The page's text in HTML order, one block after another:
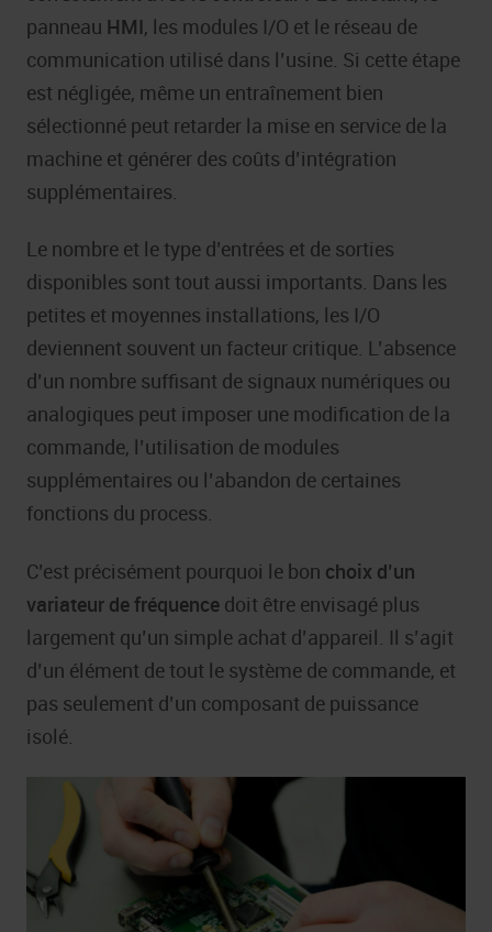
panneau HMI, les modules I/O et le réseau de
communication utilisé dans l’usine. Si cette étape
est négligée, même un entraînement bien
sélectionné peut retarder la mise en service de la
machine et générer des coûts d’intégration
supplémentaires.
Le nombre et le type d’entrées et de sorties
disponibles sont tout aussi importants. Dans les
petites et moyennes installations, les I/O
deviennent souvent un facteur critique. L’absence
d’un nombre suffisant de signaux numériques ou
analogiques peut imposer une modification de la
commande, l’utilisation de modules
supplémentaires ou l’abandon de certaines
fonctions du process.
C’est précisément pourquoi le bon choix d’un
variateur de fréquence doit être envisagé plus
largement qu’un simple achat d’appareil. Il s’agit
d’un élément de tout le système de commande, et
pas seulement d’un composant de puissance
isolé.